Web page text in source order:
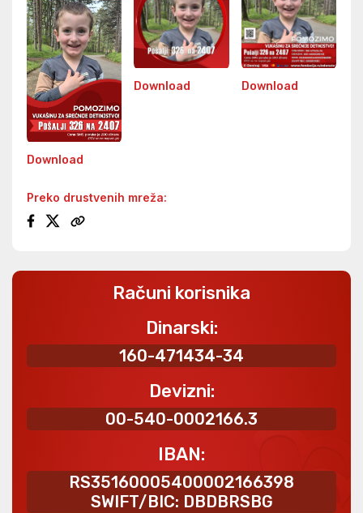
Download
Download Download
Preko drustvenih mreža:
Računi korisnika
Dinarski:
160-471434-34
Devizni:
00-540-0002166.3
IBAN:
RS35160005400002166398
SWIFT/BIC: DBDBRSBG